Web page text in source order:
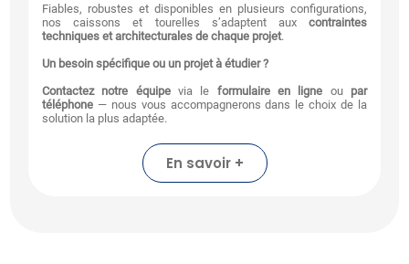
Fiables, robustes et disponibles en plusieurs configurations,
nos caissons et tourelles s’adaptent aux contraintes
techniques et architecturales de chaque projet.
Un besoin spécifique ou un projet à étudier ?
Contactez notre équipevia le formulaire en ligne ou par
téléphone — nous vous accompagnerons dans le choix de la
solution la plus adaptée.
En savoir +